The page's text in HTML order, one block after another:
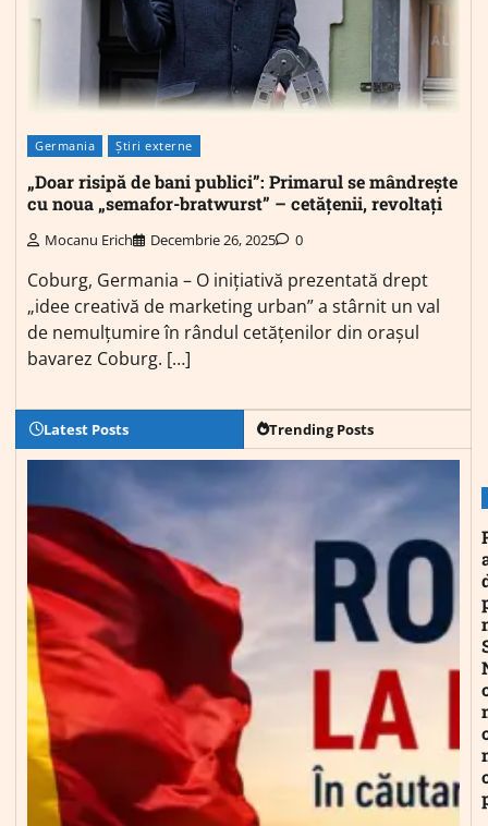
Germania Știri externe
„Doar risipă de bani publici”: Primarul se mândrește
cu noua „semafor-bratwurst” – cetățenii, revoltați
Mocanu Erich Decembrie 26, 2025 0
Coburg, Germania – O inițiativă prezentată drept
„idee creativă de marketing urban” a stârnit un val
de nemulțumire în rândul cetățenilor din orașul
bavarez Coburg. […]
Latest Posts Trending Posts